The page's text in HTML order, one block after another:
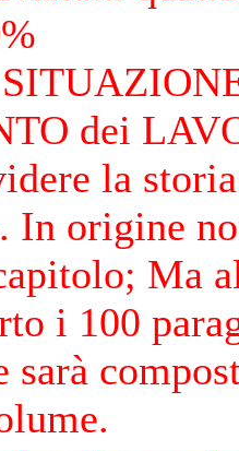
dei
la
origine
Ma
i 100
sarà